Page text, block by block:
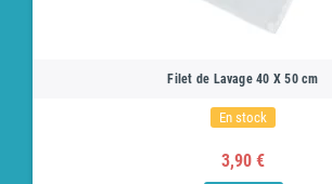
Filet de Lavage 40 X 50 cm
En stock
3,90 €